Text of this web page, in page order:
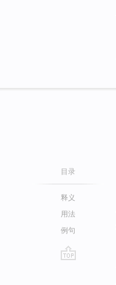
目录
释义
用法
例句